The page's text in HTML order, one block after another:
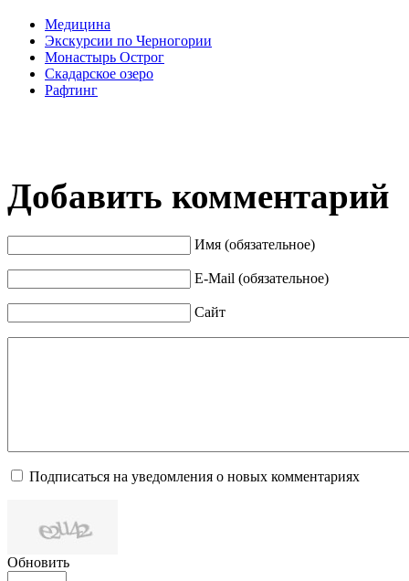
Медицина
Экскурсии по Черногории
Монастырь Острог
Скадарское озеро
Рафтинг
Добавить комментарий
Имя (обязательное)
E-Mail (обязательное)
Сайт
Подписаться на уведомления о новых комментариях
Обновить